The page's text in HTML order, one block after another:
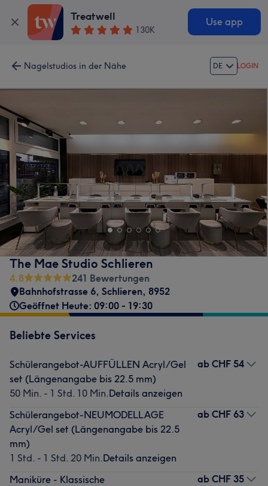
Treatwell
130K
Use app
Nagelstudios in der Nähe DE LOGIN
The Mae Studio Schlieren
4.8
241 Bewertungen
Bahnhofstrasse 6, Schlieren, 8952
Geöffnet Heute: 09:00 - 19:30
Beliebte Services
Schülerangebot-AUFFÜLLEN Acryl/Gel
set (Längenangabe bis 22.5 mm)
50 Min. - 1 Std. 10 Min.Details anzeigen
ab CHF 54
Schülerangebot-NEUMODELLAGE
Acryl/Gel set (Längenangabe bis 22.5
mm)
1 Std. - 1 Std. 20 Min.Details anzeigen
ab CHF 63
Maniküre - Klassische
ab CHF 35